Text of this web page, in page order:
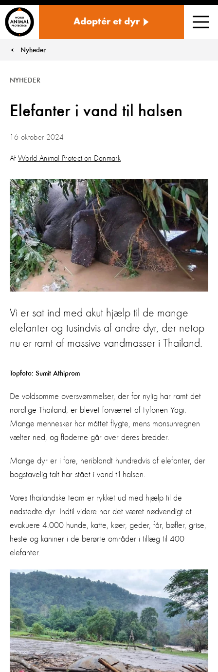
Adoptér et dyr
You are here:
Nyheder
Elefanter i vand til halsen
NYHEDER
16 oktober 2024
Af World Animal Protection Danmark
Vi er sat ind med akut hjælp til de mange
elefanter og tusindvis af andre dyr, der netop
nu er ramt af massive vandmasser i Thailand.
Topfoto: Sumit Athiprom
De voldsomme oversvømmelser, der for nylig har ramt det
nordlige Thailand, er blevet forværret af tyfonen Yagi.
Mange mennesker har måttet flygte, mens monsunregnen
vælter ned, og floderne går over deres bredder.
Mange dyr er i fare, heriblandt hundredvis af elefanter, der
bogstavelig talt har stået i vand til halsen.
Vores thailandske team er rykket ud med hjælp til de
nødstedte dyr. Indtil videre har det været nødvendigt at
evakuere 4.000 hunde, katte, køer, geder, får, bøfler, grise,
heste og kaniner i de berørte områder i tillæg til 400
elefanter.